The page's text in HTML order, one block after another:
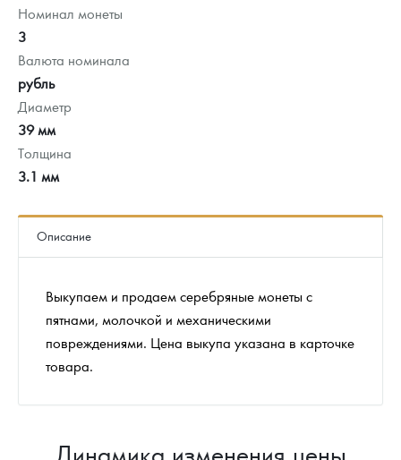
Номинал монеты
3
Валюта номинала
рубль
Диаметр
39 мм
Толщина
3.1 мм
Описание
Выкупаем и продаем серебряные монеты с
пятнами, молочкой и механическими
повреждениями. Цена выкупа указана в карточке
товара.